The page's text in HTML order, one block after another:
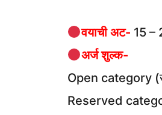
वयाची अट- 15 –
अर्ज शुल्क-
Open category
Reserved